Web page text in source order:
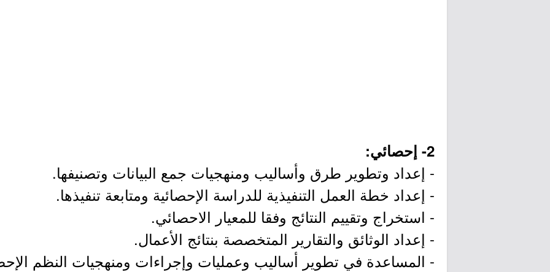
2- إحصائي:
- إعداد وتطوير طرق وأساليب ومنهجيات جمع البيانات وتصنيفها.
- إعداد خطة العمل التنفيذية للدراسة الإحصائية ومتابعة تنفيذها.
- استخراج وتقييم النتائج وفقا للمعيار الاحصائي.
- إعداد الوثائق والتقارير المتخصصة بنتائج الأعمال.
- المساعدة في تطوير أساليب وعمليات وإجراءات ومنهجيات النظم